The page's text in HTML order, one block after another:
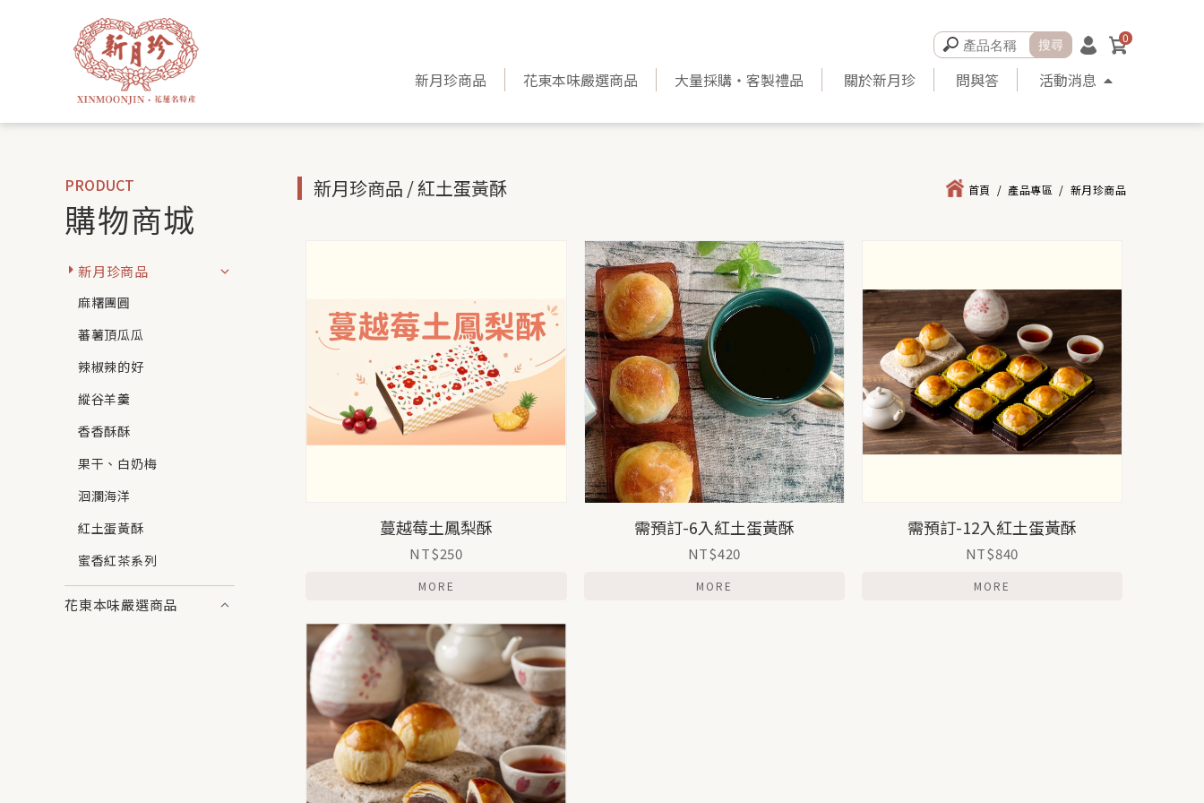
0
新月珍商品 花東本味嚴選商品 大量採購‧客製禮品 關於新月珍 問與答 活動消息
PRODUCT
購物商城
新月珍商品
麻糬團圓
蕃薯頂瓜瓜
辣椒辣的好
縱谷羊羹
香香酥酥
果干、白奶梅
洄瀾海洋
紅土蛋黃酥
蜜香紅茶系列
花東本味嚴選商品
首頁 / 產品專區 / 新月珍商品
新月珍商品 / 紅土蛋黃酥
蔓越莓土鳳梨酥
NT$250
MORE
需預訂-6入紅土蛋黃酥
NT$420
MORE
需預訂-12入紅土蛋黃酥
NT$840
MORE